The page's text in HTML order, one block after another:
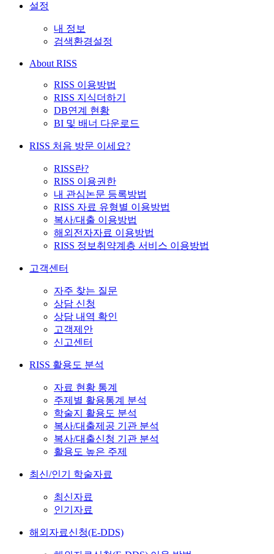
설정
내 정보
검색환경설정
About RISS
RISS 이용방법
RISS 지식더하기
DB연계 현황
BI 및 배너 다운로드
RISS 처음 방문 이세요?
RISS란?
RISS 이용권한
내 관심논문 등록방법
RISS 자료 유형별 이용방법
복사/대출 이용방법
해외전자자료 이용방법
RISS 정보취약계층 서비스 이용방법
고객센터
자주 찾는 질문
상담 신청
상담 내역 확인
고객제안
신고센터
RISS 활용도 분석
자료 현황 통계
주제별 활용통계 분석
학술지 활용도 분석
복사/대출제공 기관 분석
복사/대출신청 기관 분석
활용도 높은 주제
최신/인기 학술자료
최신자료
인기자료
해외자료신청(E-DDS)